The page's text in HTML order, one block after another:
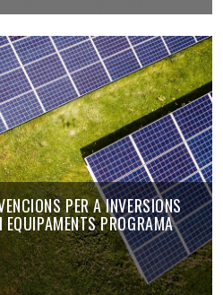
PER A INVERSIONS
PROGRAMA